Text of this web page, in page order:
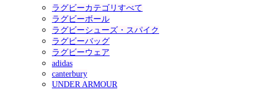
ラグビーカテゴリすべて
ラグビーボール
ラグビーシューズ・スパイク
ラグビーバッグ
ラグビーウェア
adidas
canterbury
UNDER ARMOUR